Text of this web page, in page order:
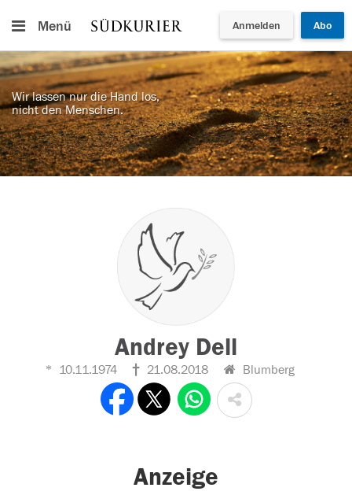
Menü Anmelden Abo
Wir lassen nur die Hand los,
nicht den Menschen.
Andrey Dell
10.11.1974 21.08.2018 Blumberg
Anzeige